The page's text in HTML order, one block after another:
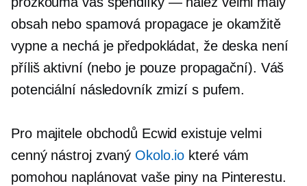
obsah nebo spamová propagace je okamžitě
vypne a nechá je předpokládat, že deska není
příliš aktivní (nebo je pouze propagační). Váš
potenciální následovník zmizí s pufem.
Pro majitele obchodů Ecwid existuje velmi
cenný nástroj zvaný Okolo.io které vám
pomohou naplánovat vaše piny na Pinterestu.